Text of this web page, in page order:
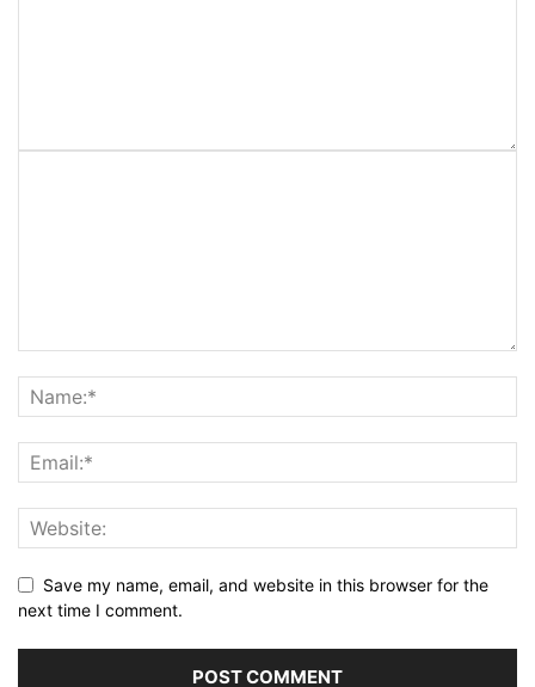
Save my name, email, and website in this browser for the
next time I comment.